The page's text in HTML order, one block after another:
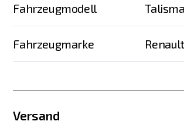
Fahrzeugmodell
Fahrzeugmarke Renault
Versand